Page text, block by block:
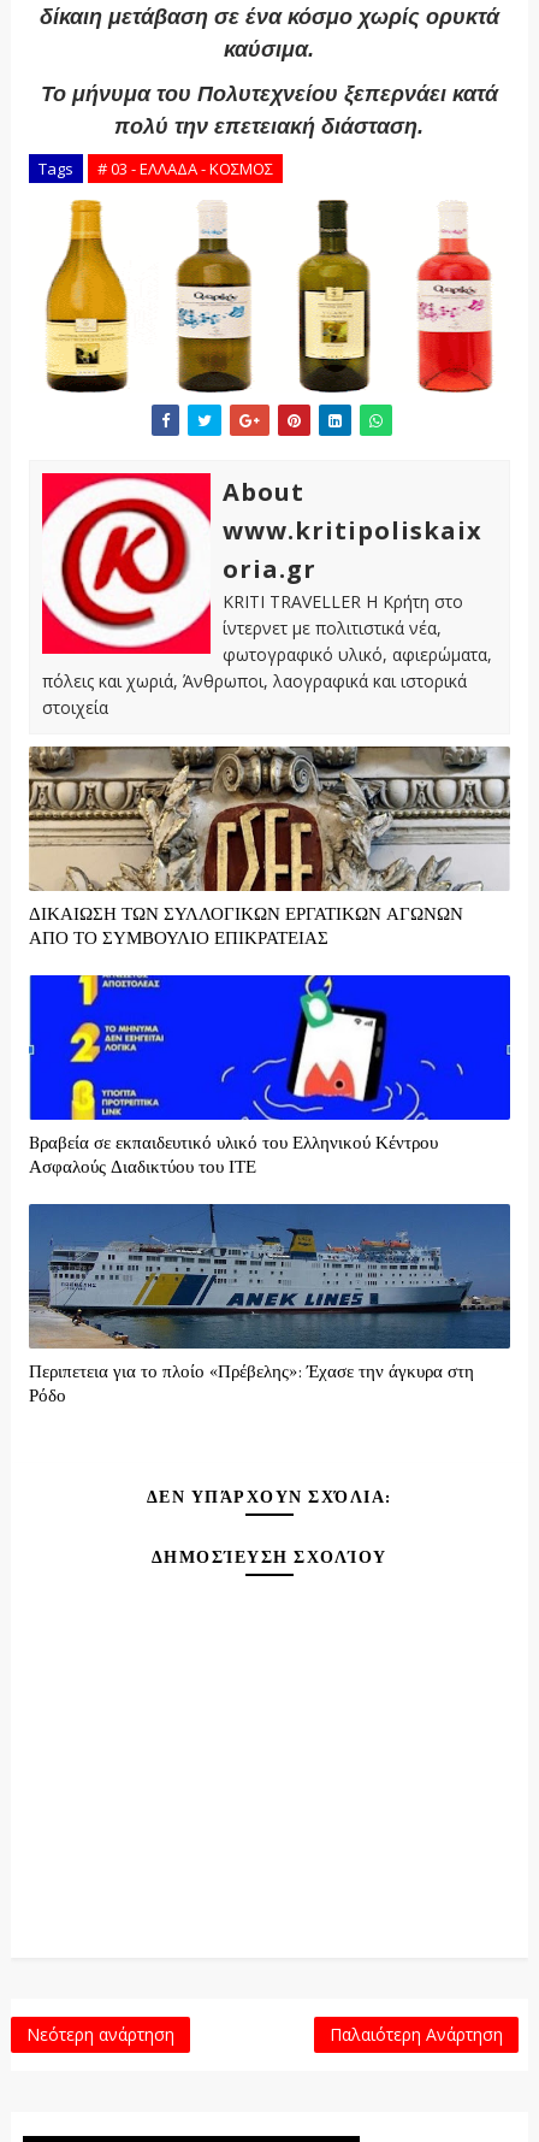
δίκαιη μετάβαση σε ένα κόσμο χωρίς ορυκτά
καύσιμα.
Το μήνυμα του Πολυτεχνείου ξεπερνάει κατά
πολύ την επετειακή διάσταση.
Tags # 03 - ΕΛΛΑΔΑ - ΚΟΣΜΟΣ
About
www.kritipoliskaix
oria.gr
KRITI TRAVELLER Η Κρήτη στο
ίντερνετ με πολιτιστικά νέα,
φωτογραφικό υλικό, αφιερώματα,
πόλεις και χωριά, Άνθρωποι, λαογραφικά και ιστορικά
στοιχεία
ΔΙΚΑΙΩΣΗ ΤΩΝ ΣΥΛΛΟΓΙΚΩΝ ΕΡΓΑΤΙΚΩΝ ΑΓΩΝΩΝ
ΑΠΟ ΤΟ ΣΥΜΒΟΥΛΙΟ ΕΠΙΚΡΑΤΕΙΑΣ
Bραβεία σε εκπαιδευτικό υλικό του Ελληνικού Κέντρου
Ασφαλούς Διαδικτύου του ΙΤΕ
Περιπετεια για το πλοίο «Πρέβελης»: Έχασε την άγκυρα στη
Ρόδο
ΔΕΝ ΥΠΆΡΧΟΥΝ ΣΧΌΛΙΑ:
ΔΗΜΟΣΊΕΥΣΗ ΣΧΟΛΊΟΥ
Νεότερη ανάρτηση Παλαιότερη Ανάρτηση